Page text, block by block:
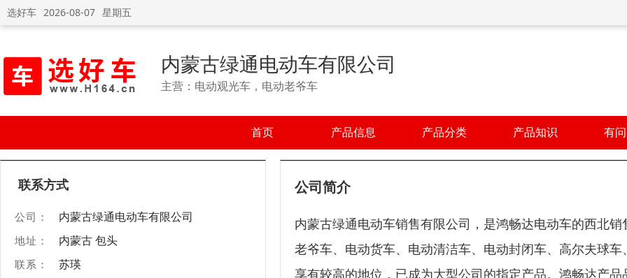
选好车 2026-08-07 星期五
内蒙古绿通电动车有限公司
主营：电动观光车，电动老爷车
首页 产品信息 产品分类 产品知识 有
联系方式
公司： 内蒙古绿通电动车有限公司
地址： 内蒙古 包头
联系： 苏瑛
公司简介
内蒙古绿通电动车销售有限公司，是鸿畅达电动车的西北
老爷车、电动货车、电动清洁车、电动封闭车、高尔夫球
享有较高的地位，已成为大型公司的指定产品。鸿畅达产